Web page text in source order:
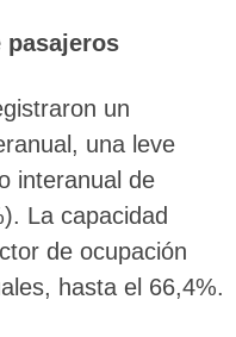
pasajeros
un
una leve
interanual de
La capacidad
de ocupación
hasta el 66,4%.